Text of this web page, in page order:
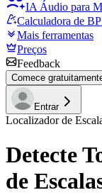
IA Áudio para
Calculadora de
Mais ferramentas
Preços
Feedback
Comece
Entrar
Localizador de
Detecte
de